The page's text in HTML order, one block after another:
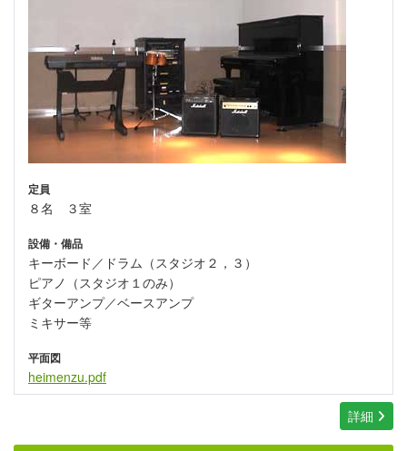
定員
８名 ３室
設備・備品
キーボード／ドラム（スタジオ２，３）
ピアノ（スタジオ１のみ）
ギターアンプ／ベースアンプ
ミキサー等
平面図
heimenzu.pdf
詳細